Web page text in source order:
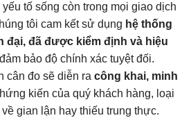
tố sống còn trong mọi giao dịch
tôi cam kết sử dụng hệ thống
đại, đã được kiểm định và hiệu
bảo độ chính xác tuyệt đối.
cân đo sẽ diễn ra công khai, minh
kiến của quý khách hàng, loại
gian lận hay thiếu trung thực.